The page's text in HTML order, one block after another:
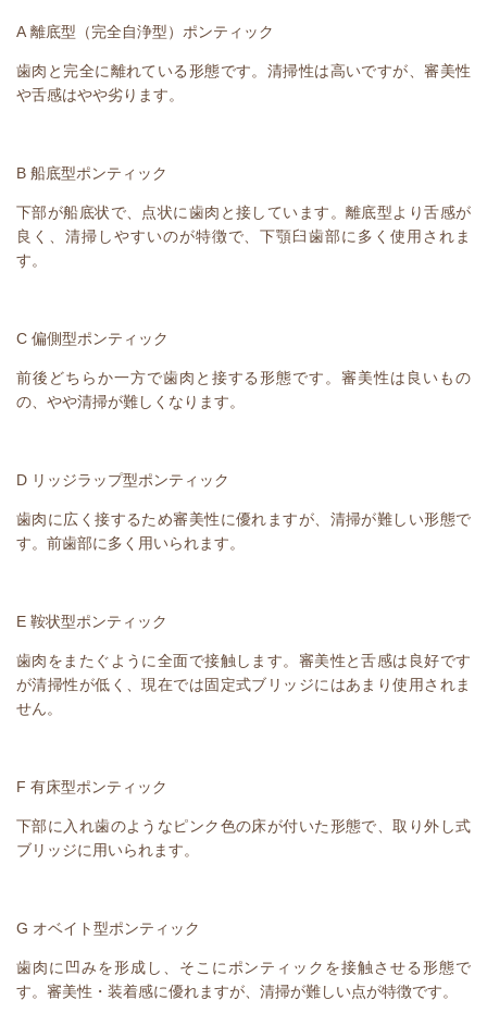
A 離底型（完全自浄型）ポンティック
歯肉と完全に離れている形態です。清掃性は高いですが、審美性
や舌感はやや劣ります。
B 船底型ポンティック
下部が船底状で、点状に歯肉と接しています。離底型より舌感が
良く、清掃しやすいのが特徴で、下顎臼歯部に多く使用されま
す。
C 偏側型ポンティック
前後どちらか一方で歯肉と接する形態です。審美性は良いもの
の、やや清掃が難しくなります。
D リッジラップ型ポンティック
歯肉に広く接するため審美性に優れますが、清掃が難しい形態で
す。前歯部に多く用いられます。
E 鞍状型ポンティック
歯肉をまたぐように全面で接触します。審美性と舌感は良好です
が清掃性が低く、現在では固定式ブリッジにはあまり使用されま
せん。
F 有床型ポンティック
下部に入れ歯のようなピンク色の床が付いた形態で、取り外し式
ブリッジに用いられます。
G オベイト型ポンティック
歯肉に凹みを形成し、そこにポンティックを接触させる形態で
す。審美性・装着感に優れますが、清掃が難しい点が特徴です。